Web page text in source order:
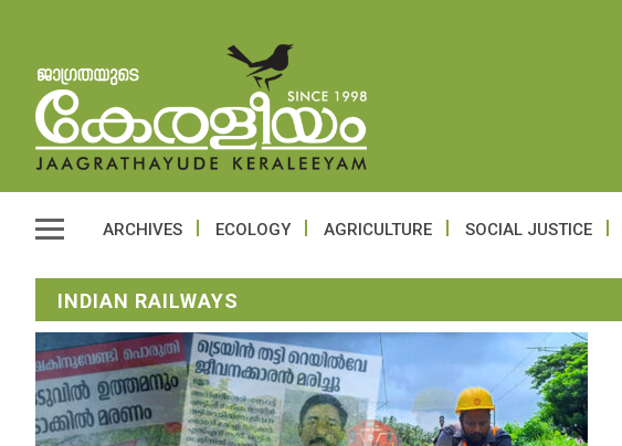
ARCHIVES ECOLOGY AGRICULTURE SOCIAL JUSTICE
INDIAN RAILWAYS